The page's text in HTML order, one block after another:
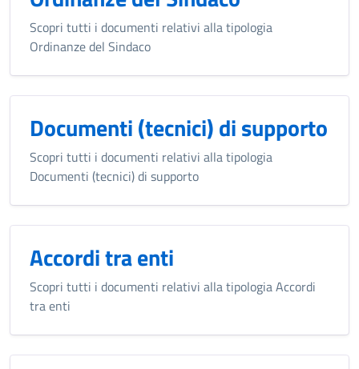
Scopri tutti i documenti relativi alla tipologia
Ordinanze del Sindaco
Documenti (tecnici) di supporto
Scopri tutti i documenti relativi alla tipologia
Documenti (tecnici) di supporto
Accordi tra enti
Scopri tutti i documenti relativi alla tipologia Accordi
tra enti